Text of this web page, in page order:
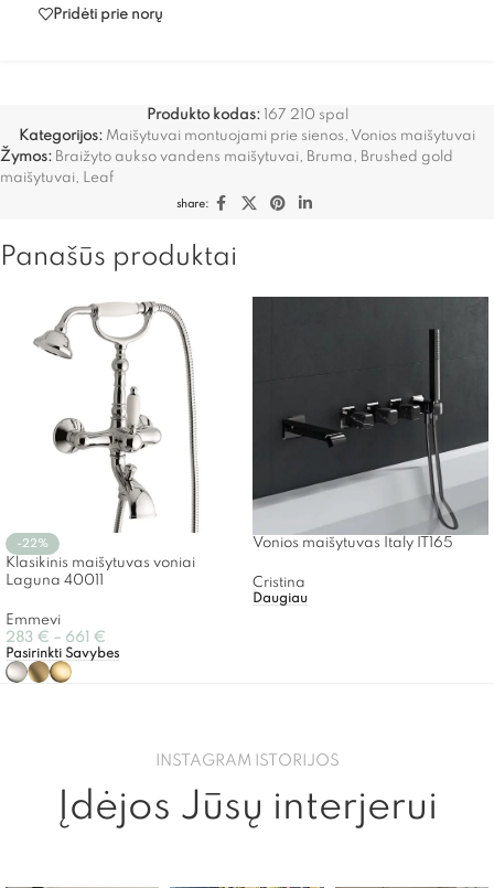
Pridėti prie norų
Produkto kodas:
167 210 spal
Kategorijos: Maišytuvai montuojami prie sienos, Vonios maišytuvai
Žymos: Braižyto aukso vandens maišytuvai, Bruma, Brushed gold
maišytuvai, Leaf
share:
Panašūs produktai
-22%
Klasikinis maišytuvas voniai
Laguna 40011
Emmevi
283 € – 661 €
Pasirinkti Savybes
Vonios maišytuvas Italy IT165
Cristina
Daugiau
INSTAGRAM ISTORIJOS
Įdėjos Jūsų interjerui